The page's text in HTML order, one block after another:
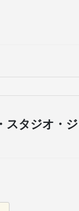
スタジオ・